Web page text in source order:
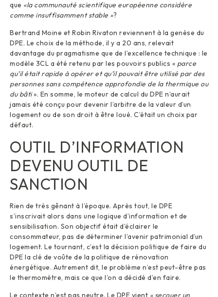
que «la communauté scientifique européenne considère
comme insuffisamment stable »?
Bertrand Moine et Robin Rivaton reviennent à la genèse du
DPE. Le choix de la méthode, il y a 20 ans, relevait
davantage du pragmatisme que de l’excellence technique : le
modèle 3CL a été retenu par les pouvoirs publics « parce
qu’il était rapide à opérer et qu’il pouvait être utilisé par des
personnes sans compétence approfondie de la thermique ou
du bâti». En somme, le moteur de calcul du DPE n’aurait
jamais été conçu pour devenir l’arbitre de la valeur d’un
logement ou de son droit à être loué. C’était un choix par
défaut.
OUTIL D’INFORMATION
DEVENU OUTIL DE
SANCTION
Rien de très gênant à l’époque. Après tout, le DPE
s’inscrivait alors dans une logique d’information et de
sensibilisation. Son objectif était d’éclairer le
consommateur, pas de déterminer l’avenir patrimonial d’un
logement. Le tournant, c’est la décision politique de faire du
DPE la clé de voûte de la politique de rénovation
énergétique. Autrement dit, le problème n’est peut-être pas
le thermomètre, mais ce que l’on a décidé d’en faire.
Le contexte n’est pas neutre. Le DPE vient « secouer un